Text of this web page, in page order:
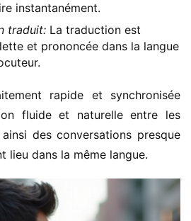
instantanément.
traduit: La traduction est
et prononcée dans la langue
rapide et synchronisée
fluide et naturelle entre les
des conversations presque
lieu dans la même langue.